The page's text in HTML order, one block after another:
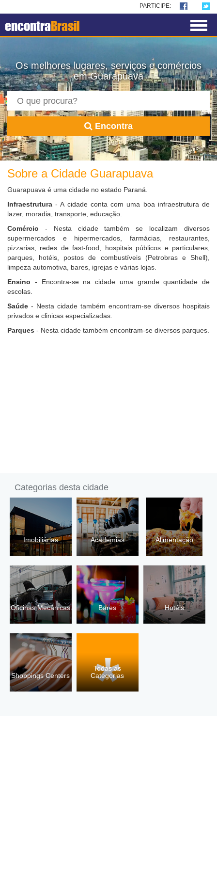
PARTICIPE:
encontraBrasil
Os melhores lugares, serviços e comércios
em Guarapuava
Encontra
Sobre a Cidade Guarapuava
Guarapuava é uma cidade no estado Paraná.
Infraestrutura - A cidade conta com uma boa infraestrutura de
lazer, moradia, transporte, educação.
Comércio - Nesta cidade também se localizam diversos
supermercados e hipermercados, farmácias, restaurantes,
pizzarias, redes de fast-food, hospitais públicos e particulares,
parques, hotéis, postos de combustíveis (Petrobras e Shell),
limpeza automotiva, bares, igrejas e várias lojas.
Ensino - Encontra-se na cidade uma grande quantidade de
escolas.
Saúde - Nesta cidade também encontram-se diversos hospitais
privados e clinicas especializadas.
Parques - Nesta cidade também encontram-se diversos parques.
Categorias desta cidade
Imobiliárias Academias Alimentação
Oficinas Mecânicas Bares Hotéis
Shoppings Centers
Todas as
Categorias